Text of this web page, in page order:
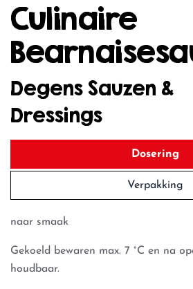
Culinaire
Degens Sauzen &
Dressings
Dosering
Verpakking
naar smaak
Gekoeld bewaren max. 7 °C en na
houdbaar.